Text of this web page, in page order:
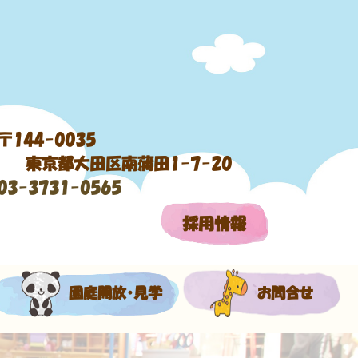
144-0035
東京都大田区南蒲田1-7-20
3731-0565
採用情報
園庭開放・見学 お問合せ